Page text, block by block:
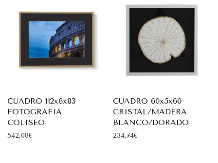
CUADRO 112x6x83
FOTOGRAFIA
COLISEO
542,08€
CUADRO 60x5x60
CRISTAL/MADERA
BLANCO/DORADO
234,74€